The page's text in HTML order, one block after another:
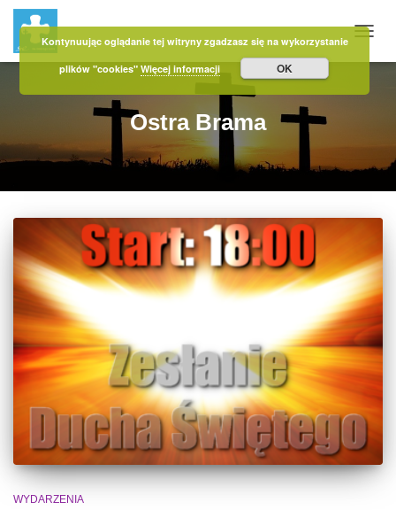
Ostra Brama
WYDARZENIA
Kontynuując oglądanie tej witryny zgadzasz się na wykorzystanie
plików "cookies"Więcej informacji OK